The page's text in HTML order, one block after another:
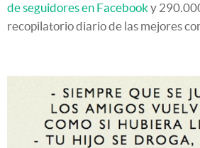
de seguidores en Facebooky
recopilatorio diario de las mejores